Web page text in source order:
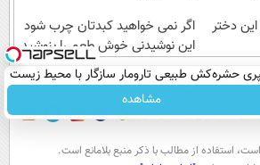
محدود)
دختر
اگر نمی خواهید کبدتان چرب شود
این نوشیدنی خوش طعم را بنوشید
حشره‌کش طبیعی تارومار سازگار با محیط زیست
و با محافظت طبیعی
مشاهده
تماس با ما
اوقات شرعی سواد زندگی
استفاده از مطالب با ذكر منبع بلامانع است.